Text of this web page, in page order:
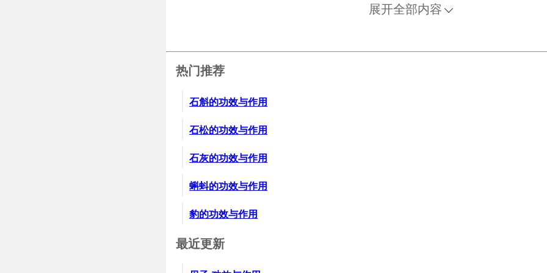
5、小儿疳痢。用益母草嫩叶同米煮粥吃。到病愈为止。常服嫩叶汁亦可。
8、各种疔疮。用益母草捣烂封疮，另取益母草绞汁内服。又方：益母草，烧
次上药，直到看见红血乃止。一、二日后，根烂出，以针挑去，再敷上药，
9、喉闭肿痛。用益母草捣烂，加新汲水一碗，绞出浓汁一次饮下。冬月用益
11、作洗婴汤。儿将生，先取益母草五两煎汤，儿生下后，即用此汤洗浴，
展开全部内容
热门推荐
石斛的功效与作用
石松的功效与作用
石灰的功效与作用
蝌蚪的功效与作用
豹的功效与作用
最近更新